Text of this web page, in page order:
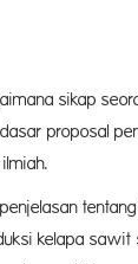
sikap
proposal
kelapa sawit